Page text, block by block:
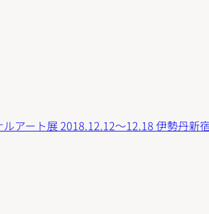
ルアート展 2018.12.12〜12.18 伊勢丹新